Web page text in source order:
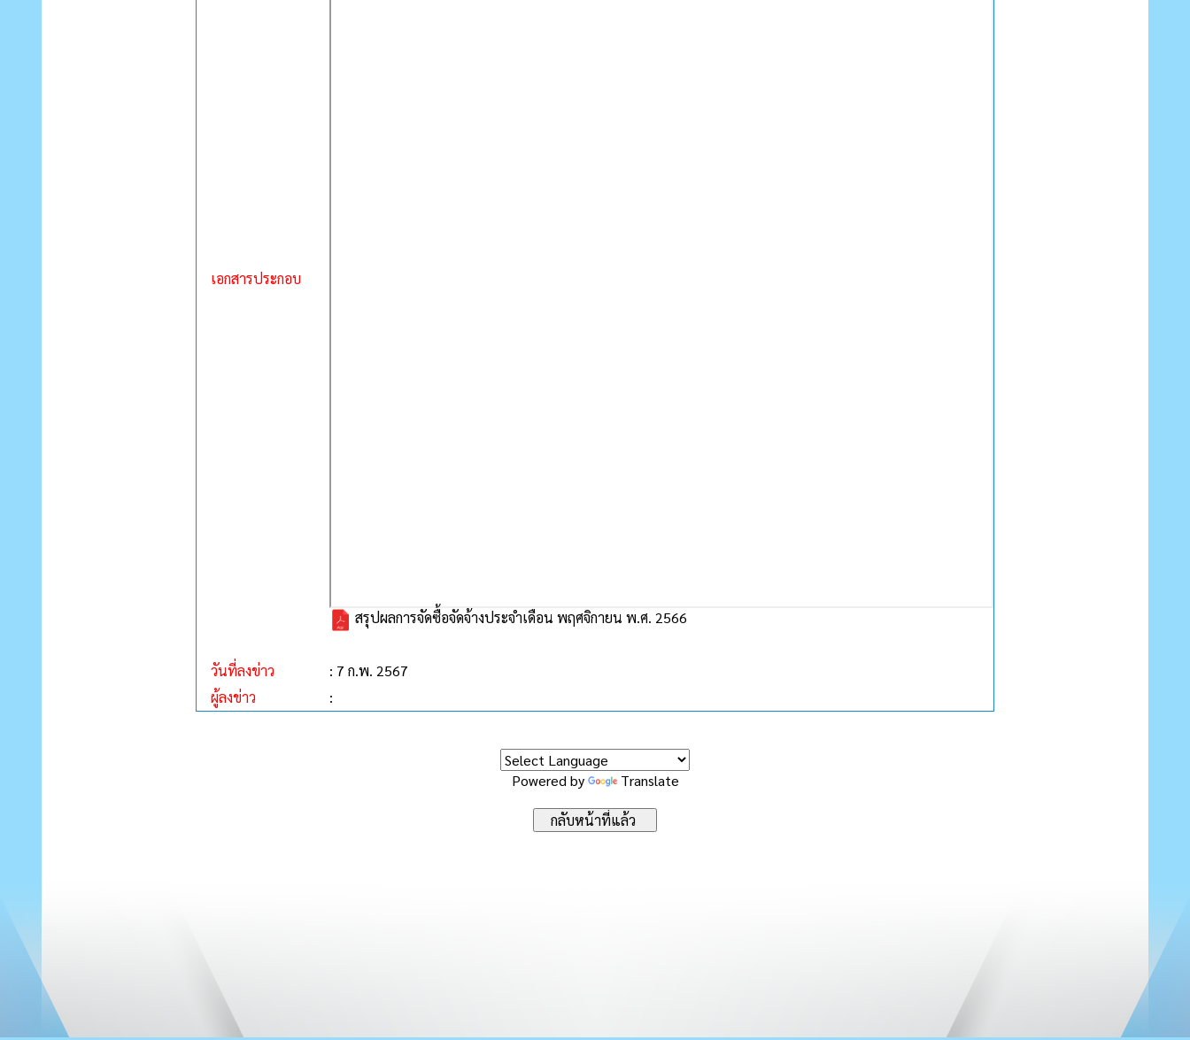
เอกสารประกอบ
สรุปผลการจัดซื้อจัดจ้างประจำเดือน พฤศจิกายน พ.ศ. 2566
วันที่ลงข่าว
: 7 ก.พ. 2567
ผู้ลงข่าว
:
Powered by Translate